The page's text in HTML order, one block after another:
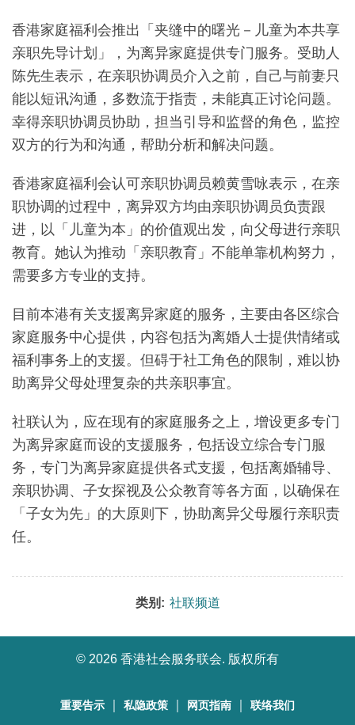
香港家庭福利会推出「夹缝中的曙光－儿童为本共享
亲职先导计划」，为离异家庭提供专门服务。受助人
陈先生表示，在亲职协调员介入之前，自己与前妻只
能以短讯沟通，多数流于指责，未能真正讨论问题。
幸得亲职协调员协助，担当引导和监督的角色，监控
双方的行为和沟通，帮助分析和解决问题。
香港家庭福利会认可亲职协调员赖黄雪咏表示，在亲
职协调的过程中，离异双方均由亲职协调员负责跟
进，以「儿童为本」的价值观出发，向父母进行亲职
教育。她认为推动「亲职教育」不能单靠机构努力，
需要多方专业的支持。
目前本港有关支援离异家庭的服务，主要由各区综合
家庭服务中心提供，内容包括为离婚人士提供情绪或
福利事务上的支援。但碍于社工角色的限制，难以协
助离异父母处理复杂的共亲职事宜。
社联认为，应在现有的家庭服务之上，增设更多专门
为离异家庭而设的支援服务，包括设立综合专门服
务，专门为离异家庭提供各式支援，包括离婚辅导、
亲职协调、子女探视及公众教育等各方面，以确保在
「子女为先」的大原则下，协助离异父母履行亲职责
任。
类别: 社联频道
© 2026 香港社会服务联会. 版权所有
重要告示 私隐政策 网页指南 联络我们